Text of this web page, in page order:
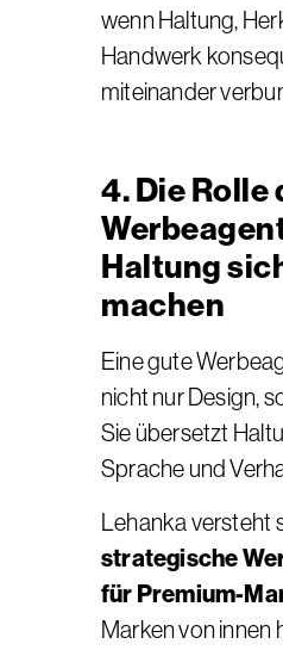
wenn Haltung,
Handwerk
miteinander
4. Die Rolle
Haltung
machen
Eine gute
nicht nur Design,
Sie übersetzt
Sprache und
Lehanka versteht
strategische
für Premium-
Marken von innen